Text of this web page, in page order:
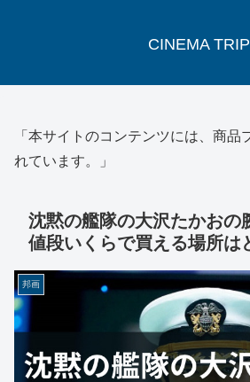
CINEMA TRIP
「本サイトのコンテンツには、商品
れています。」
沈黙の艦隊の大沢たかおの
値段いくらで買える場所は
邦画